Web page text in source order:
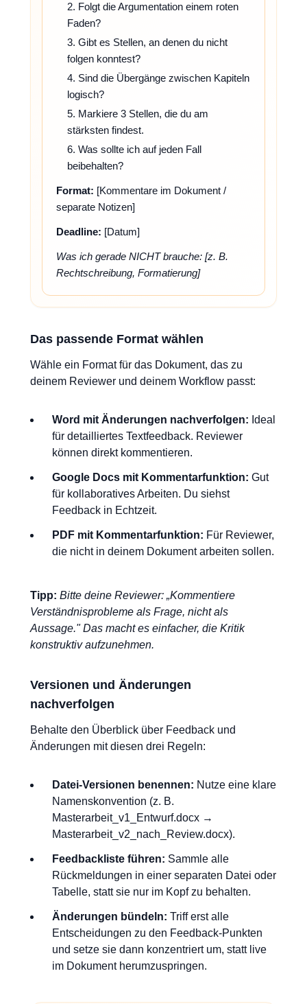
2. Folgt die Argumentation einem roten
Faden?
3. Gibt es Stellen, an denen du nicht
folgen konntest?
4. Sind die Übergänge zwischen Kapiteln
logisch?
5. Markiere 3 Stellen, die du am
stärksten findest.
6. Was sollte ich auf jeden Fall
beibehalten?
Format: [Kommentare im Dokument /
separate Notizen]
Deadline: [Datum]
Was ich gerade NICHT brauche: [z. B.
Rechtschreibung, Formatierung]
Das passende Format wählen
Wähle ein Format für das Dokument, das zu
deinem Reviewer und deinem Workflow passt:
Word mit Änderungen nachverfolgen: Ideal
für detailliertes Textfeedback. Reviewer
können direkt kommentieren.
Google Docs mit Kommentarfunktion: Gut
für kollaboratives Arbeiten. Du siehst
Feedback in Echtzeit.
PDF mit Kommentarfunktion: Für Reviewer,
die nicht in deinem Dokument arbeiten sollen.
Tipp: Bitte deine Reviewer: „Kommentiere
Verständnisprobleme als Frage, nicht als
Aussage." Das macht es einfacher, die Kritik
konstruktiv aufzunehmen.
Versionen und Änderungen
nachverfolgen
Behalte den Überblick über Feedback und
Änderungen mit diesen drei Regeln:
Datei-Versionen benennen: Nutze eine klare
Namenskonvention (z. B.
Masterarbeit_v1_Entwurf.docx →
Masterarbeit_v2_nach_Review.docx).
Feedbackliste führen: Sammle alle
Rückmeldungen in einer separaten Datei oder
Tabelle, statt sie nur im Kopf zu behalten.
Änderungen bündeln: Triff erst alle
Entscheidungen zu den Feedback-Punkten
und setze sie dann konzentriert um, statt live
im Dokument herumzuspringen.